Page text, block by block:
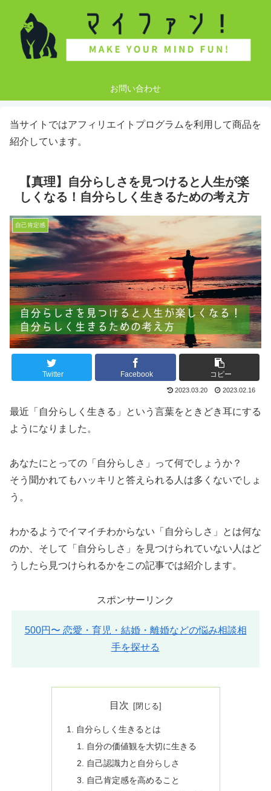
お問い合わせ
当サイトではアフィリエイトプログラムを利用して商品を
紹介しています。
【真理】自分らしさを見つけると人生が楽
しくなる！自分らしく生きるための考え方
自己肯定感
Twitter Facebook コピー
2023.03.20 2023.02.16
最近「自分らしく生きる」という言葉をときどき耳にする
ようになりました。
あなたにとっての「自分らしさ」って何でしょうか？
そう聞かれてもハッキリと答えられる人は多くないでしょ
う。
わかるようでイマイチわからない「自分らしさ」とは何な
のか、そして「自分らしさ」を見つけられていない人はど
うしたら見つけられるかをこの記事では紹介します。
スポンサーリンク
500円〜 恋愛・育児・結婚・離婚などの悩み相談相
手を探せる
目次
自分らしく生きるとは
自分の価値観を大切に生きる
自己認識力と自分らしさ
自己肯定感を高めること